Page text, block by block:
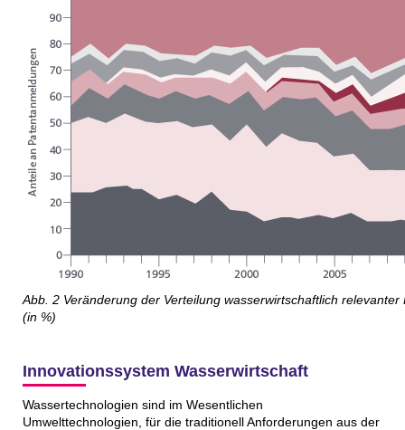
Abb. 2 Veränderung der Verteilung wasserwirtschaftlich relevanter
(in %)
Innovationssystem Wasserwirtschaft
Wassertechnologien sind im Wesentlichen
Umwelttechnologien, für die traditionell Anforderungen aus der